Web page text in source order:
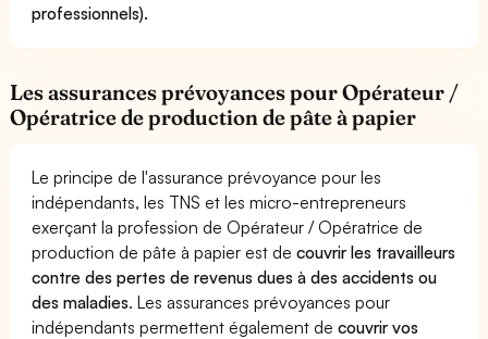
professionnels).
Les assurances prévoyances pour Opérateur /
Opératrice de production de pâte à papier
Le principe de l'assurance prévoyance pour les
indépendants, les TNS et les micro-entrepreneurs
exerçant la profession de Opérateur / Opératrice de
production de pâte à papier est decouvrir les travailleurs
contre des pertes de revenus dues à des accidents ou
des maladies. Les assurances prévoyances pour
indépendants permettent également decouvrir vos